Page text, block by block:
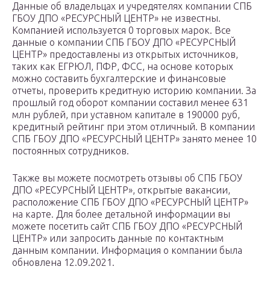
Данные об владельцах и учредятелях компании СПБ
ГБОУ ДПО «РЕСУРСНЫЙ ЦЕНТР» не известны.
Компанией используется 0 торговых марок. Все
данные о компании СПБ ГБОУ ДПО «РЕСУРСНЫЙ
ЦЕНТР» предоставлены из открытых источников,
таких как ЕГРЮЛ, ПФР, ФСС, на основе которых
можно составить бухгалтерские и финансовые
отчеты, проверить кредитную историю компании. За
прошлый год оборот компании составил менее 631
млн рублей, при уставном капитале в 190000 руб,
кредитный рейтинг при этом отличный. В компании
СПБ ГБОУ ДПО «РЕСУРСНЫЙ ЦЕНТР» занято менее 10
постоянных сотрудников.
Также вы можете посмотреть отзывы об СПБ ГБОУ
ДПО «РЕСУРСНЫЙ ЦЕНТР», открытые вакансии,
расположение СПБ ГБОУ ДПО «РЕСУРСНЫЙ ЦЕНТР»
на карте. Для более детальной информации вы
можете посетить сайт СПБ ГБОУ ДПО «РЕСУРСНЫЙ
ЦЕНТР» или запросить данные по контактным
данным компании. Информация о компании была
обновлена 12.09.2021.